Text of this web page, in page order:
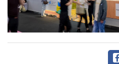
MEDIA KIT
TEMAS DESTACADOS
CARNE